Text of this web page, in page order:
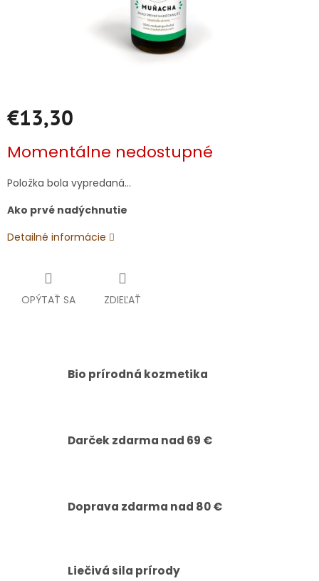
€13,30
cena:
Momentálne nedostupné
Položka bola vypredaná…
Ako prvé nadýchnutie
Detailné informácie
OPÝTAŤ SA ZDIEĽAŤ
Bio prírodná kozmetika
Darček zdarma nad 69 €
Doprava zdarma nad 80 €
Liečivá sila prírody